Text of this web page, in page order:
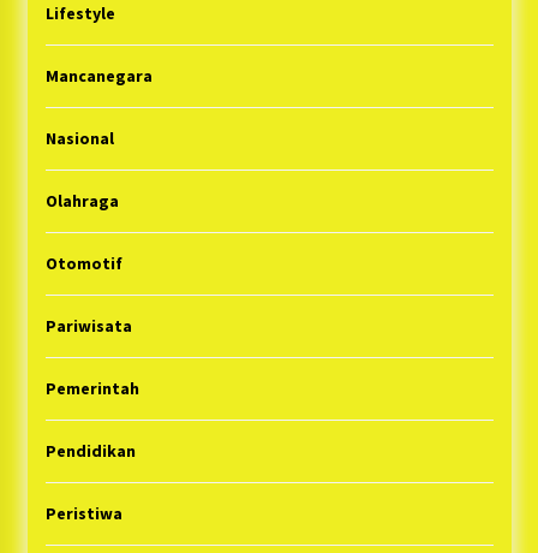
Lifestyle
Mancanegara
Nasional
Olahraga
Otomotif
Pariwisata
Pemerintah
Pendidikan
Peristiwa